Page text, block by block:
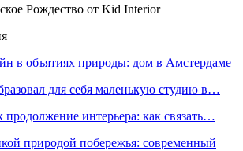
в объятиях природы: дом в Амстердаме
для себя маленькую студию в…
продолжение интерьера: как связать…
природой побережья: современный